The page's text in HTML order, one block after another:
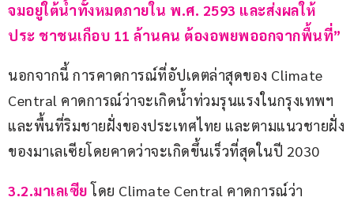
จมอยู่ใต้น้ำทั้งหมดภายใน พ.ศ. 2593 และส่งผลให้
ประ ชาชนเกือบ 11 ล้านคน ต้องอพยพออกจากพื้นที่”
นอกจากนี้ การคาดการณ์ที่อัปเดตล่าสุดของ Climate
Central คาดการณ์ว่าจะเกิดน้ำท่วมรุนแรงในกรุงเทพฯ
และพื้นที่ริมชายฝั่งของประเทศไทย และตามแนวชายฝั่ง
ของมาเลเซียโดยคาดว่าจะเกิดขึ้นเร็วที่สุดในปี 2030
3.2.มาเลเซีย โดย Climate Central คาดการณ์ว่า